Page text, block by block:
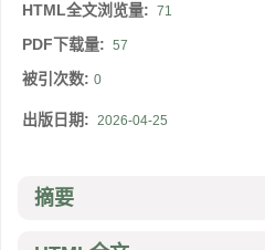
HTML全文浏览量: 71
PDF下载量: 57
被引次数: 0
出版日期: 2026-04-25
摘要